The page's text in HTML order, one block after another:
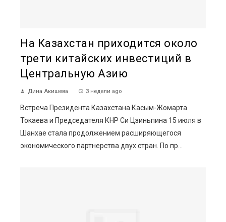
На Казахстан приходится около
трети китайских инвестиций в
Центральную Азию
Дина Акишева 3 недели ago
Встреча Президента Казахстана Касым-Жомарта
Токаева и Председателя КНР Си Цзиньпина 15 июля в
Шанхае стала продолжением расширяющегося
экономического партнерства двух стран. По пр...